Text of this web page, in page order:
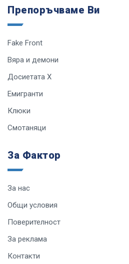
Препоръчваме Ви
Fake Front
Вяра и демони
Досиетата Х
Емигранти
Клюки
Смотаняци
За Фактор
За нас
Общи условия
Поверителност
За реклама
Контакти